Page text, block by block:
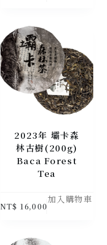
2023年 壩卡森
林古樹(200g)
Baca Forest
Tea
NT$ 16,000
加入購物車